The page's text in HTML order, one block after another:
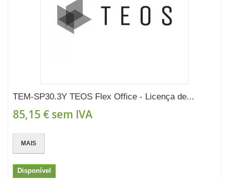
TEM-SP30.3Y TEOS Flex Office - Licença de...
85,15 € sem IVA
MAIS
Disponível